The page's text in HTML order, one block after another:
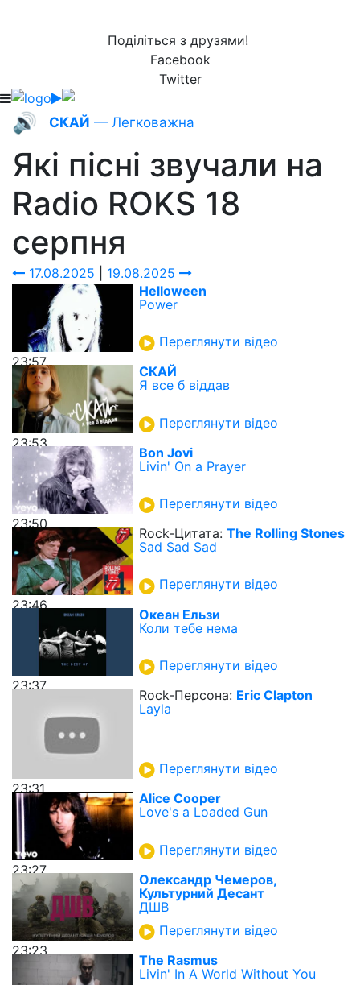
Поділіться з друзями!
Facebook
Twitter
🔊 СКАЙ — Легковажна
Які пісні звучали на
Radio ROKS 18
серпня
17.08.2025 19.08.2025
23:57
Helloween
Power
Переглянути відео
23:53
СКАЙ
Я все б віддав
Переглянути відео
23:50
Bon Jovi
Livin' On a Prayer
Переглянути відео
23:46
Rock-Цитата: The Rolling Stones
Sad Sad Sad
Переглянути відео
23:37
Океан Ельзи
Коли тебе нема
Переглянути відео
23:31
Rock-Персона: Eric Clapton
Layla
Переглянути відео
23:27
Alice Cooper
Love's a Loaded Gun
Переглянути відео
23:23
Олександр Чемеров,
Культурний Десант
ДШВ
Переглянути відео
The Rasmus
Livin' In A World Without You